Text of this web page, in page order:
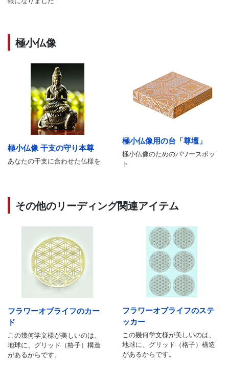
極小仏像
極小仏像 干支の守り本尊
あなたの干支に合わせた仏様を
極小仏像用の台「尊壇」
極小仏像のためのパワースポッ
ト
その他のリーディング関連アイテム
フラワーオブライフのカー
ド
この幾何学文様が美しいのは、
地球に、グリッド（格子）構造
があるからです。
フラワーオブライフのステ
ッカー
この幾何学文様が美しいのは、
地球に、グリッド（格子）構造
があるからです。